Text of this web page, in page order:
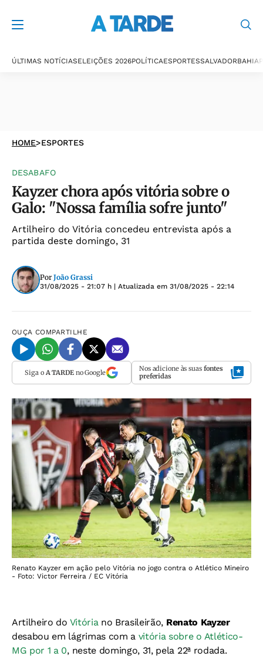
ÚLTIMAS NOTÍCIASELEIÇÕES 2026POLÍTICAESPORTESSALVADORBAHIA
HOME>ESPORTES
DESABAFO
Kayzer chora após vitória sobre o
Galo: "Nossa família sofre junto"
Artilheiro do Vitória concedeu entrevista após a
partida deste domingo, 31
Por João Grassi
31/08/2025 - 21:07 h | Atualizada em 31/08/2025 - 22:14
OUÇA COMPARTILHE
Siga o A TARDEno Google Nos adicione às suas fontes
preferidas
Renato Kayzer em ação pelo Vitória no jogo contra o Atlético Mineiro
- Foto: Victor Ferreira / EC Vitória
Artilheiro do Vitóriano Brasileirão, Renato Kayzer
desabou em lágrimas com a vitória sobre o Atlético-
MG por 1 a 0, neste domingo, 31, pela 22ª rodada.